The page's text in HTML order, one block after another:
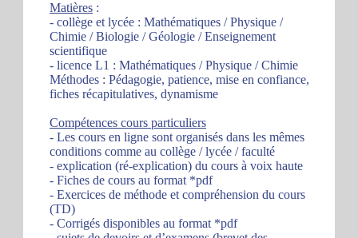
Matières :
- collège et lycée : Mathématiques / Physique /
Chimie / Biologie / Géologie / Enseignement
scientifique
- licence L1 : Mathématiques / Physique / Chimie
Méthodes : Pédagogie, patience, mise en confiance,
fiches récapitulatives, dynamisme
Compétences cours particuliers
- Les cours en ligne sont organisés dans les mêmes
conditions comme au collège / lycée / faculté
- explication (ré-explication) du cours à voix haute
- Fiches de cours au format *pdf
- Exercices de méthode et compréhension du cours
(TD)
- Corrigés disponibles au format *pdf